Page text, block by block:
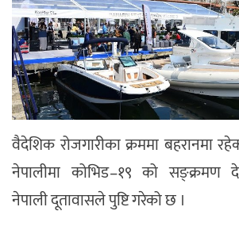
वैदेशिक रोजगारीका क्रममा बहरानमा
नेपालीमा कोभिड–१९ को सङ्क्रमण
नेपाली दूतावासले पुष्टि गरेको छ ।